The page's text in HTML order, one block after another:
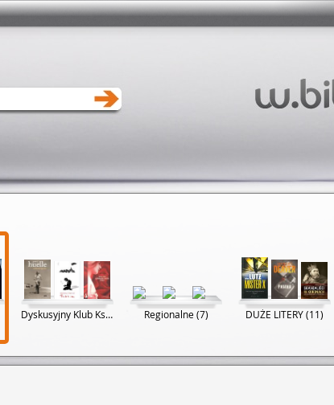
Dyskusyjny Klub Książki (8) Regionalne (7) DUŻE LITERY (11)